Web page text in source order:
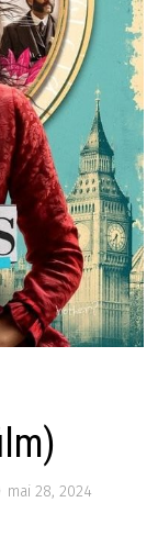
mai 28, 2024